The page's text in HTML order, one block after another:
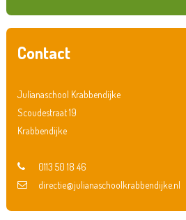
Contact
Julianaschool Krabbendijke
Scoudestraat 19
Krabbendijke
0113 50 18 46
directie@julianaschoolkrabbendijke.nl